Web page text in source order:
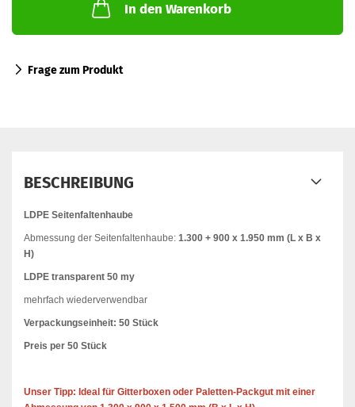
In den Warenkorb
Frage zum Produkt
BESCHREIBUNG
LDPE Seitenfaltenhaube
Abmessung der Seitenfaltenhaube: 1.300 + 900 x 1.950 mm (L x B x
H)
LDPE transparent 50 my
mehrfach wiederverwendbar
Verpackungseinheit: 50 Stück
Preis per 50 Stück
Unser Tipp: Ideal für Gitterboxen oder Paletten-Packgut mit einer